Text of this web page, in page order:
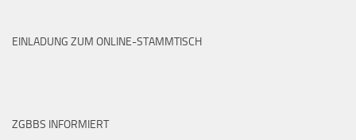
EINLADUNG ZUM ONLINE-STAMMTISCH
ZGBBS INFORMIERT